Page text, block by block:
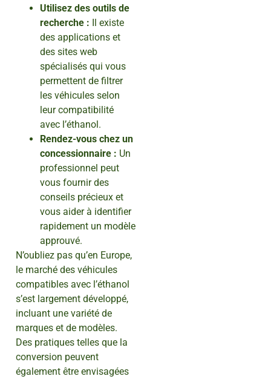
Utilisez des outils de
recherche : Il existe
des applications et
des sites web
spécialisés qui vous
permettent de filtrer
les véhicules selon
leur compatibilité
avec l’éthanol.
Rendez-vous chez un
concessionnaire : Un
professionnel peut
vous fournir des
conseils précieux et
vous aider à identifier
rapidement un modèle
approuvé.
N’oubliez pas qu’en Europe,
le marché des véhicules
compatibles avec l’éthanol
s’est largement développé,
incluant une variété de
marques et de modèles.
Des pratiques telles que la
conversion peuvent
également être envisagées